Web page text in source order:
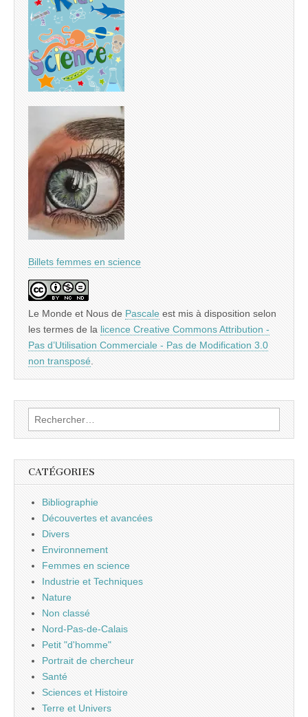
Billets femmes en science
Le Monde et Nous de Pascale est mis à disposition selon
les termes de la licence Creative Commons Attribution -
Pas d’Utilisation Commerciale - Pas de Modification 3.0
non transposé
Rechercher :
CATÉGORIES
Bibliographie
Découvertes et avancées
Divers
Environnement
Femmes en science
Industrie et Techniques
Nature
Non classé
Nord-Pas-de-Calais
Petit "d'homme"
Portrait de chercheur
Santé
Sciences et Histoire
Terre et Univers